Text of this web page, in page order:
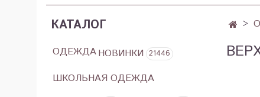
КАТАЛОГ
ОДЕЖДАНОВИНКИ 21446
ШКОЛЬНАЯ ОДЕЖДА